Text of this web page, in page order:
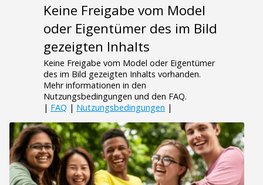
Keine Freigabe vom Model
oder Eigentümer des im Bild
gezeigten Inhalts
Keine Freigabe vom Model oder Eigentümer
des im Bild gezeigten Inhalts vorhanden.
Mehr informationen in den
Nutzungsbedingungen und den FAQ.
| FAQ | Nutzungsbedingungen |